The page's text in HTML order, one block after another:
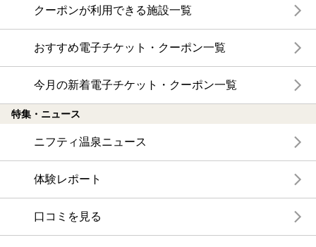
クーポンが利用できる施設一覧
おすすめ電子チケット・クーポン一覧
今月の新着電子チケット・クーポン一覧
特集・ニュース
ニフティ温泉ニュース
体験レポート
口コミを見る